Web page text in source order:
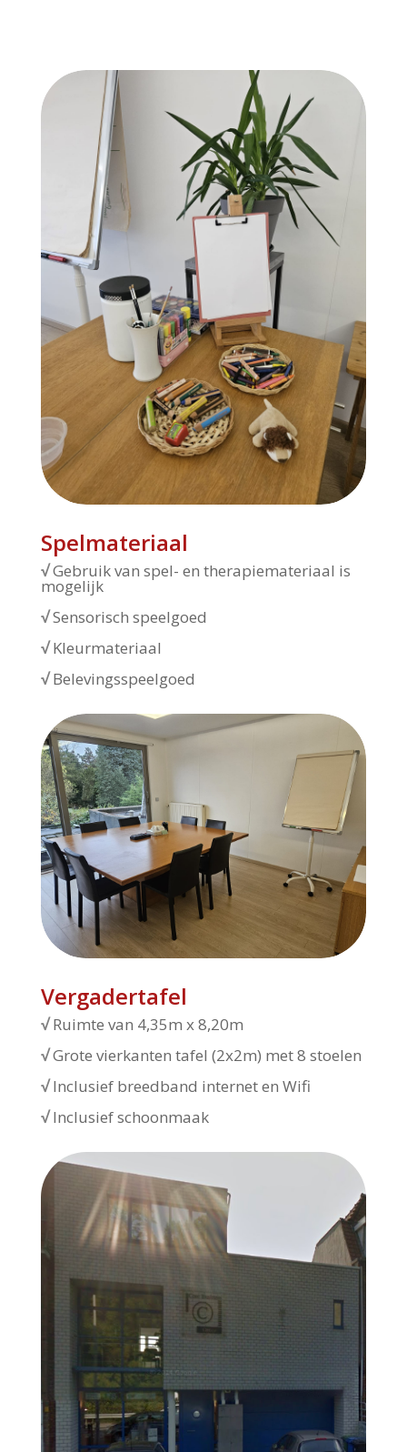
Spelmateriaal
√Gebruik van spel- en therapiemateriaal is
mogelijk
√Sensorisch speelgoed
√Kleurmateriaal
√Belevingsspeelgoed
Vergadertafel
√Ruimte van 4,35m x 8,20m
√Grote vierkanten tafel (2x2m) met 8 stoelen
√Inclusief breedband internet en Wifi
√Inclusief schoonmaak